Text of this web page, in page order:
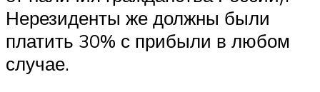
Нерезиденты же должны были
платить 30% с прибыли в любом
случае.